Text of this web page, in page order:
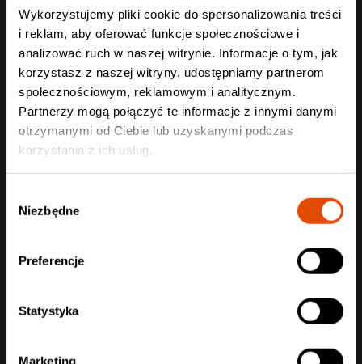
Wykorzystujemy pliki cookie do spersonalizowania treści
i reklam, aby oferować funkcje społecznościowe i
analizować ruch w naszej witrynie. Informacje o tym, jak
korzystasz z naszej witryny, udostępniamy partnerom
społecznościowym, reklamowym i analitycznym.
Partnerzy mogą połączyć te informacje z innymi danymi
otrzymanymi od Ciebie lub uzyskanymi podczas
korzystania z ich usług.
zgody
Niezbędne
Preferencje
Statystyka
Marketing
więc zobaczcie ich na żywo, a przeżyjecie coś, o czym
będziecie opowiadać latami.